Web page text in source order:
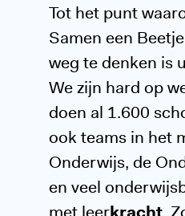
Tot het punt
Samen een
weg te denken is
We zijn hard op
doen al 1.600
ook teams in het
Onderwijs, de
en veel